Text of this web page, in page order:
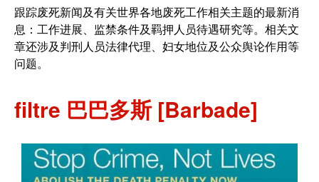
跟踪废死新闻及有关世界各地废死工作相关主题的最新消
息：工作进展、监禁条件及羁押人员待遇研究等。相关文
章还涉及判刑人员法律代理、妇女地位及公众舆论作用等
问题。
filtre 巴巴多斯 [Barbade]